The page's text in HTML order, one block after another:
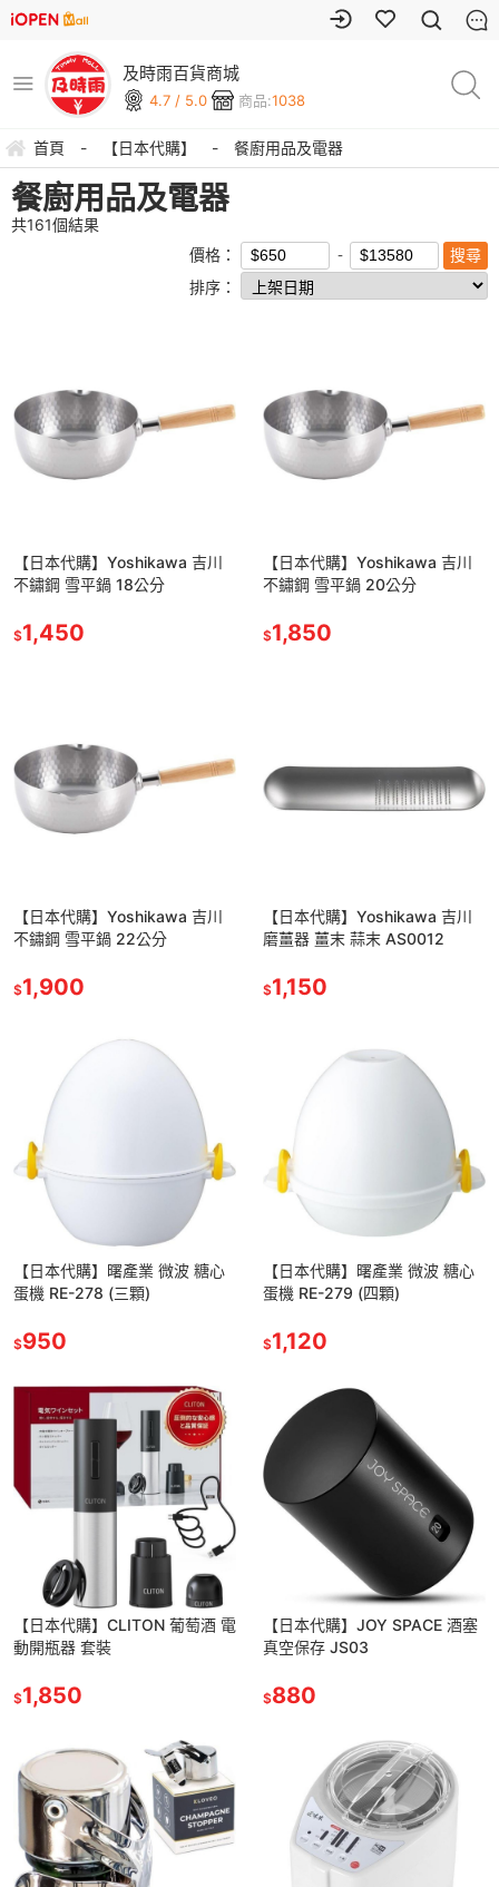
及時雨百貨商城
4.7 / 5.0 商品:1038
首頁 - 【日本代購】 - 餐廚用品及電器
餐廚用品及電器
共161個結果
價格：
排序：
【日本代購】Yoshikawa 吉川
不鏽鋼 雪平鍋 18公分
$1,450
【日本代購】Yoshikawa 吉川
不鏽鋼 雪平鍋 20公分
$1,850
【日本代購】Yoshikawa 吉川
不鏽鋼 雪平鍋 22公分
$1,900
【日本代購】Yoshikawa 吉川
磨薑器 薑末 蒜末 AS0012
$1,150
【日本代購】曙產業 微波 糖心
蛋機 RE-278 (三顆)
$950
【日本代購】曙產業 微波 糖心
蛋機 RE-279 (四顆)
$1,120
【日本代購】CLITON 葡萄酒 電
動開瓶器 套裝
$1,850
【日本代購】JOY SPACE 酒塞
真空保存 JS03
$880